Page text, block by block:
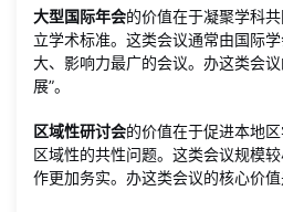
大型国际年会的价值在于凝聚学科
立学术标准。这类会议通常由国际
大、影响力最广的会议。办这类会
展”。
区域性研讨会的价值在于促进本地
区域性的共性问题。这类会议规模
作更加务实。办这类会议的核心价值